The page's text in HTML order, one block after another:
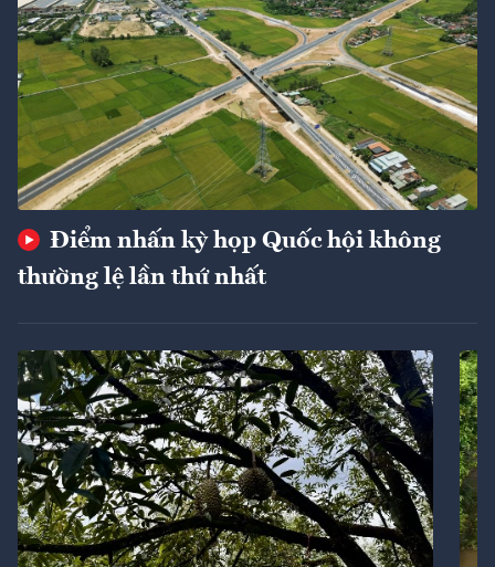
Điểm nhấn kỳ họp Quốc hội không
thường lệ lần thứ nhất